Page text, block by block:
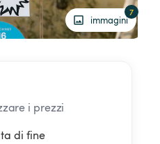
immagini
7
i prezzi
di fine